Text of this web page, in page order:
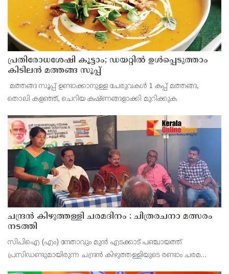
പ്രതിരോധശേഷി കൂട്ടാം; ഡയറ്റിൽ ഉൾപ്പെടുത്താം
കിടിലൻ മത്തങ്ങ സൂപ്പ്
‌ മത്തങ്ങ സൂപ്പ് ഉണ്ടാക്കാനുള്ള ചേരുവകൾ 1 കപ്പ് മത്തങ്ങ,
തൊലി കളഞ്ഞ്, ചെറിയ കഷ്ണങ്ങളാക്കി മുറിക്കുക
ചന്ദ്രൻ കിഴുത്തള്ളി ചരമദിനം : ചിത്രരചനാ മത്സരം
നടത്തി
സിപിഐ (എം) നേതാവും മുൻ എടക്കാട് പഞ്ചായത്ത്
പ്രസിഡണ്ടുമായിരുന്ന ചന്ദ്രൻ കിഴുത്തള്ളിയുടെ രണ്ടാം ചരമ